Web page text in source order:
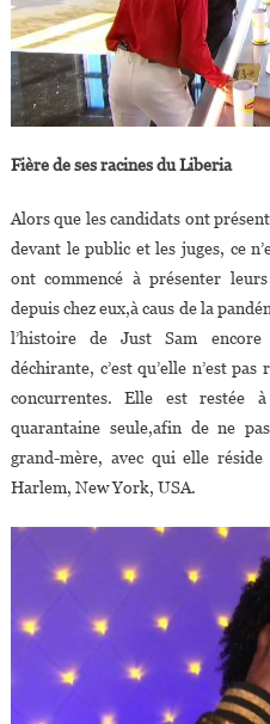
Fière de ses racines du Liberia
Alors que les candidats ont
devant le public et les juges, ce
ont commencé à présenter
depuis chez eux,à caus de la
l’histoire de Just Sam
déchirante, c’est qu’elle n’est
concurrentes. Elle est restée
quarantaine seule,afin de ne
grand-mère, avec qui elle
Harlem, New York, USA.